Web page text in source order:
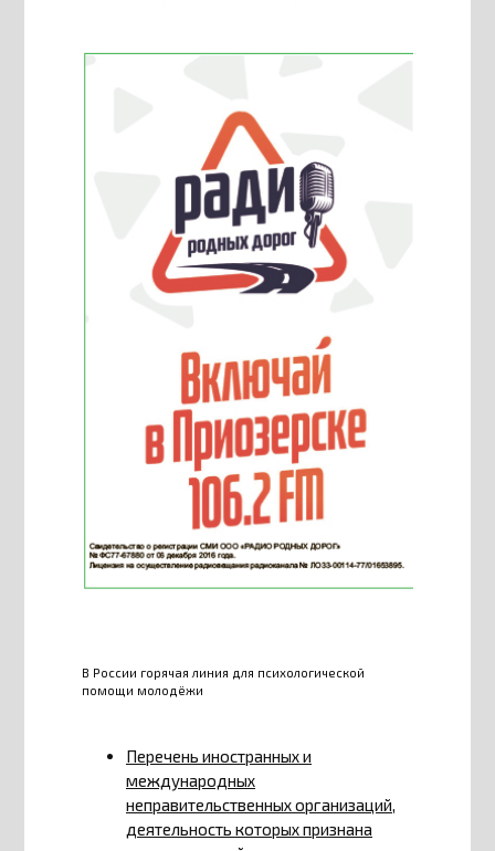
В России горячая линия для психологической
помощи молодёжи
Перечень иностранных и
международных
неправительственных организаций,
деятельность которых признана